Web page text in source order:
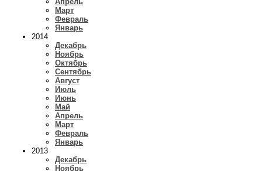
Март
Февраль
Январь
2014
Декабрь
Ноябрь
Октябрь
Сентябрь
Август
Июль
Июнь
Май
Апрель
Март
Февраль
Январь
2013
Декабрь
Ноябрь